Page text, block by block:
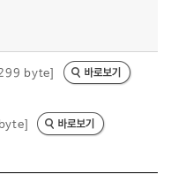
byte]